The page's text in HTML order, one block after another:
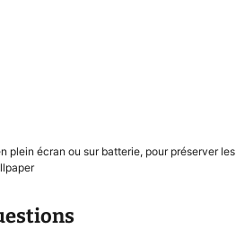
plein écran ou sur batterie, pour préserver les